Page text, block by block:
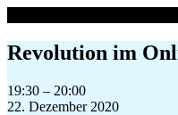
springen
Revolution im
Revolution
im
19:30 – 20:00
22. Dezember 2020